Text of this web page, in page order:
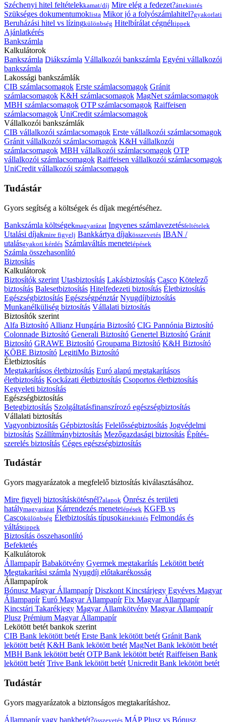
Széchenyi hitel feltételekkamat/díj Mire elég a fedezet?áttekintés
Szükséges dokumentumoklista Mikor jó a folyószámlahitel?gyakorlati
Beruházási hitel vs lízingkülönbség Hitelbírálat cégnéltippek
Ajánlatkérés
Bankszámla
Kalkulátorok
Bankszámla Diákszámla Vállalkozói bankszámla Egyéni vállalkozói
bankszámla
Lakossági bankszámlák
CIB számlacsomagok Erste számlacsomagok Gránit
számlacsomagok K&H számlacsomagok MagNet számlacsomagok
MBH számlacsomagok OTP számlacsomagok Raiffeisen
számlacsomagok UniCredit számlacsomagok
Vállalkozói bankszámlák
CIB vállalkozói számlacsomagok Erste vállalkozói számlacsomagok
Gránit vállalkozói számlacsomagok K&H vállalkozói
számlacsomagok MBH vállalkozói számlacsomagok OTP
vállalkozói számlacsomagok Raiffeisen vállalkozói számlacsomagok
UniCredit vállalkozói számlacsomagok
Tudástár
Gyors segítség a költségek és díjak megértéséhez.
Bankszámla költségekmagyarázat Ingyenes számlavezetésfeltételek
Utalási díjakmire figyelj Bankkártya díjakösszevetés IBAN /
utalásgyakori kérdés Számlaváltás menetelépések
Számla összehasonlító
Biztosítás
Kalkulátorok
Biztosítók szerint Utasbiztosítás Lakásbiztosítás Casco Kötelező
biztosítás Balesetbiztosítás Hitelfedezeti biztosítás Életbiztosítás
Egészségbiztosítás Egészségpénztár Nyugdíjbiztosítás
Munkanélküliség biztosítás Vállalati biztosítás
Biztosítók szerint
Alfa Biztosító Allianz Hungária Biztosító CIG Pannónia Biztosító
Colonnade Biztosító Generali Biztosító Genertel Biztosító Gránit
Biztosító GRAWE Biztosító Groupama Biztosító K&H Biztosító
KÖBE Biztosító LegitiMo Biztosító
Életbiztosítás
Megtakarításos életbiztosítás Euró alapú megtakarításos
életbiztosítás Kockázati életbiztosítás Csoportos életbiztosítás
Kegyeleti biztosítás
Egészségbiztosítás
Betegbiztosítás Szolgáltatásfinanszírozó egészségbiztosítás
Vállalati biztosítás
Vagyonbiztosítás Gépbiztosítás Felelősségbiztosítás Jogvédelmi
biztosítás Szállítmánybiztosítás Mezőgazdasági biztosítás Építés-
szerelés biztosítás Céges egészségbiztosítás
Tudástár
Gyors magyarázatok a megfelelő biztosítás kiválasztásához.
Mire figyelj biztosításkötésnél?alapok Önrész és területi
hatálymagyarázat Kárrendezés menetelépések KGFB vs
Cascokülönbség Életbiztosítás típusokáttekintés Felmondás és
váltástippek
Biztosítás összehasonlító
Befektetés
Kalkulátorok
Állampapír Babakötvény Gyermek megtakarítás Lekötött betét
Megtakarítási számla Nyugdíj előtakarékosság
Állampapírok
Bónusz Magyar Állampapír Diszkont Kincstárjegy Egyéves Magyar
Állampapír Euró Magyar Állampapír Fix Magyar Állampapír
Kincstári Takarékjegy Magyar Államkötvény Magyar Állampapír
Plusz Prémium Magyar Állampapír
Lekötött betét bankok szerint
CIB Bank lekötött betét Erste Bank lekötött betét Gránit Bank
lekötött betét K&H Bank lekötött betét MagNet Bank lekötött betét
MBH Bank lekötött betét OTP Bank lekötött betét Raiffeisen Bank
lekötött betét Trive Bank lekötött betét Unicredit Bank lekötött betét
Tudástár
Gyors magyarázatok a biztonságos megtakarításhoz.
Állampapír vagy bankbetét?összevetés MÁP Plusz vs Bónusz